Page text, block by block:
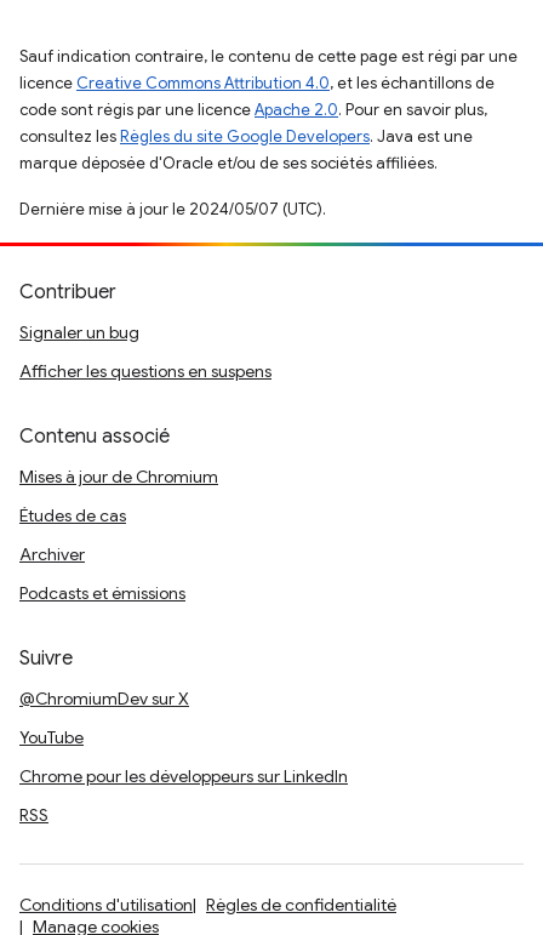
Sauf indication contraire, le contenu de cette page est régi par une
licence Creative Commons Attribution 4.0, et les échantillons de
code sont régis par une licenceApache 2.0. Pour en savoir plus,
consultez lesRègles du site Google Developers. Java est une
marque déposée d'Oracle et/ou de ses sociétés affiliées.
Dernière mise à jour le 2024/05/07 (UTC).
Contribuer
Signaler un bug
Afficher les questions en suspens
Contenu associé
Mises à jour de Chromium
Études de cas
Archiver
Podcasts et émissions
Suivre
@ChromiumDev sur X
YouTube
Chrome pour les développeurs sur LinkedIn
RSS
Conditions d'utilisation
Règles de confidentialité
Manage cookies